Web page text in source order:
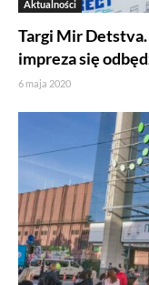
Aktualności
Targi Mir
impreza się
6 maja 2020